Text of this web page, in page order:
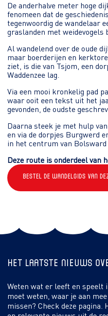
De anderhalve meter hoge
fenomeen dat de
tegenwoordig de wandelaar
graslanden met weidevogels
Al wandelend over de oude
maar boerderijen en
ziet, is die van Tsjom, een
Waddenzee lag.
Via een mooi kronkelig pad
waar ooit een tekst uit het
gevonden, de oudste
Daarna steek je met hulp
en via de dorpjes Burgwerd
in het centrum van
Deze route is onderdeel van
Bestel de wandelgids van
Het laatste nieuws
Weten wat er leeft en speelt
moet weten, waar je aan
missen? Check deze